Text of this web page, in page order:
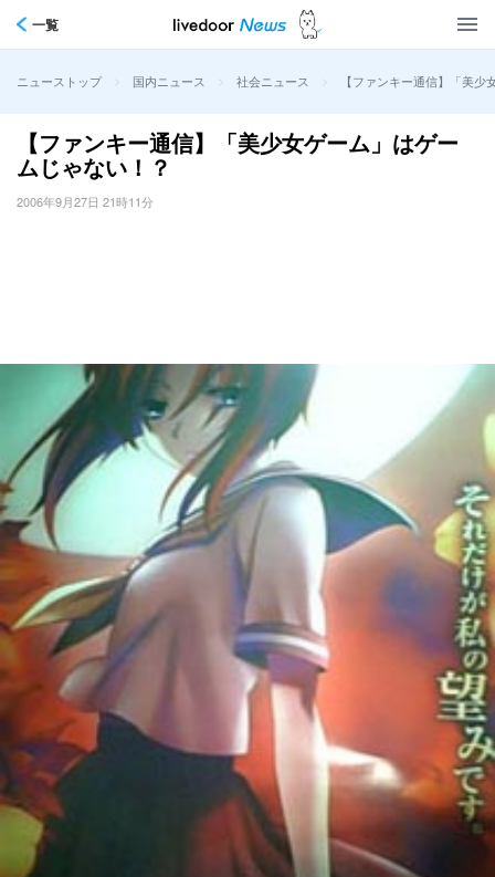
一覧
ニューストップ > 国内ニュース > 社会ニュース > 【ファンキー通信】「美
【ファンキー通信】「美少女ゲーム」はゲー
ムじゃない！？
2006年9月27日 21時11分